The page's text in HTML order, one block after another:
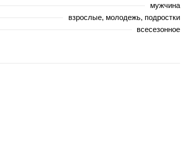
мужчина
взрослые, молодежь, подростки
всесезонное